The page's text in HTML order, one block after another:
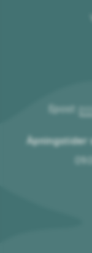
Epost: